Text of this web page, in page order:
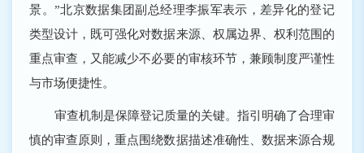
景。”北京数据集团副总经理李振军表示，差异化的登记
类型设计，既可强化对数据来源、权属边界、权利范围的
重点审查，又能减少不必要的审核环节，兼顾制度严谨性
与市场便捷性。
审查机制是保障登记质量的关键。指引明确了合理审
慎的审查原则，重点围绕数据描述准确性、数据来源合规